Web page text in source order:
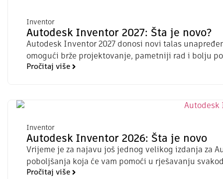
Inventor
Autodesk Inventor 2027: Šta je novo?
Autodesk Inventor 2027 donosi novi talas
omogući brže projektovanje, pametniji rad i bolju
Pročitaj više
Inventor
Autodesk Inventor 2026: Šta je novo
Vrijeme je za najavu još jednog velikog izdanja za
poboljšanja koja će vam pomoći u rješavanju
Pročitaj više